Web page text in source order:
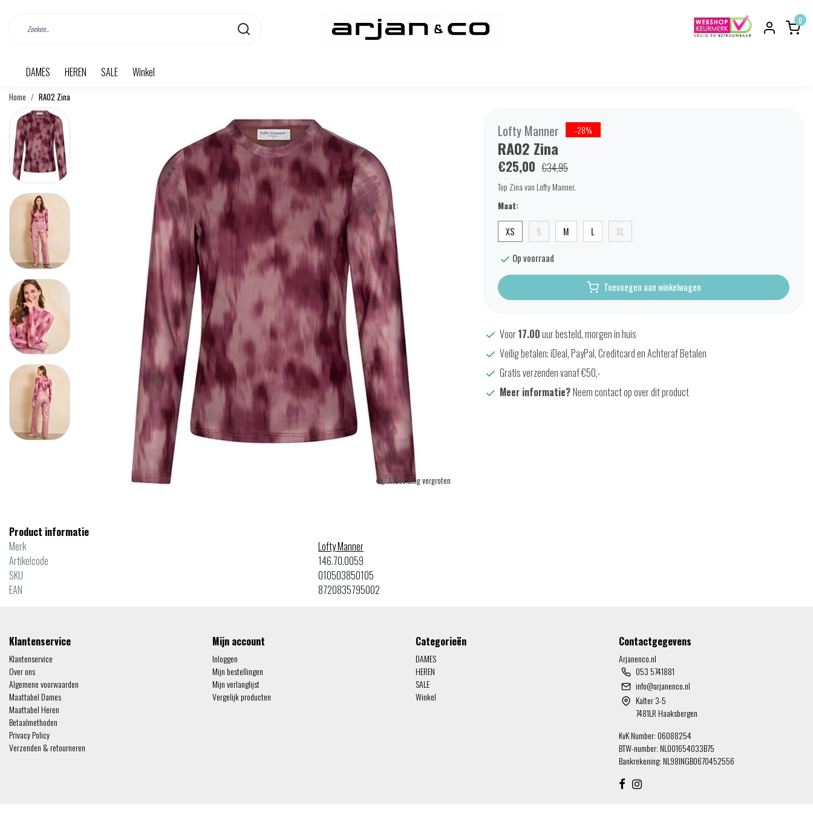
0
DAMES HEREN SALE Winkel
Home RA02 Zina
Afbeelding vergroten
Lofty Manner -28%
RA02 Zina
€25,00 €34,95
Top Zina van Lofty Manner.
Maat:
XS S M L XL
Op voorraad
Toevoegen aan winkelwagen
Voor17.00uur besteld, morgen in huis
Veilig betalen; iDeal, PayPal, Creditcard en Achteraf Betalen
Gratis verzenden vanaf €50,-
Meer informatie?Neem contact op over dit product
Product informatie
Merk
Lofty Manner
Artikelcode
146.70.0059
SKU
010503850105
EAN
8720835795002
Klantenservice
Klantenservice
Over ons
Algemene voorwaarden
Maattabel Dames
Maattabel Heren
Betaalmethoden
Privacy Policy
Verzenden & retourneren
Mijn account
Inloggen
Mijn bestellingen
Mijn verlanglijst
Vergelijk producten
Categorieën
DAMES
HEREN
SALE
Winkel
Contactgegevens
Arjanenco.nl
053 5741881
info@arjanenco.nl
Kalter 3-5
7481LR Haaksbergen
KvK Number: 06088254
BTW-number: NL001654033B75
Bankrekening: NL98INGB0670452556